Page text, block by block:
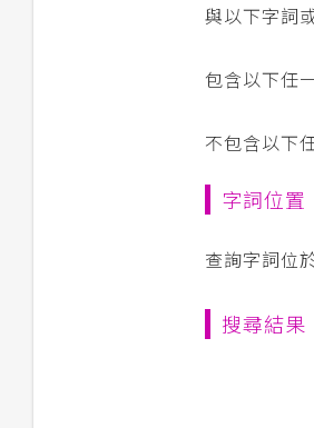
與以下字詞
包含以下任
不包含以下
字詞位置
查詢字詞位
搜尋結果